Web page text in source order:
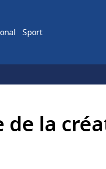
Sport
de la